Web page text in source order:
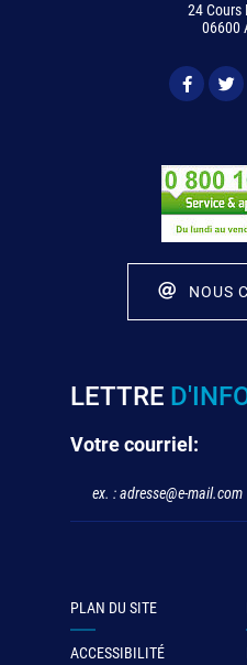
24 Cours
06600
NOUS
LETTRE
Votre courriel:
PLAN DU SITE
ACCESSIBILITÉ